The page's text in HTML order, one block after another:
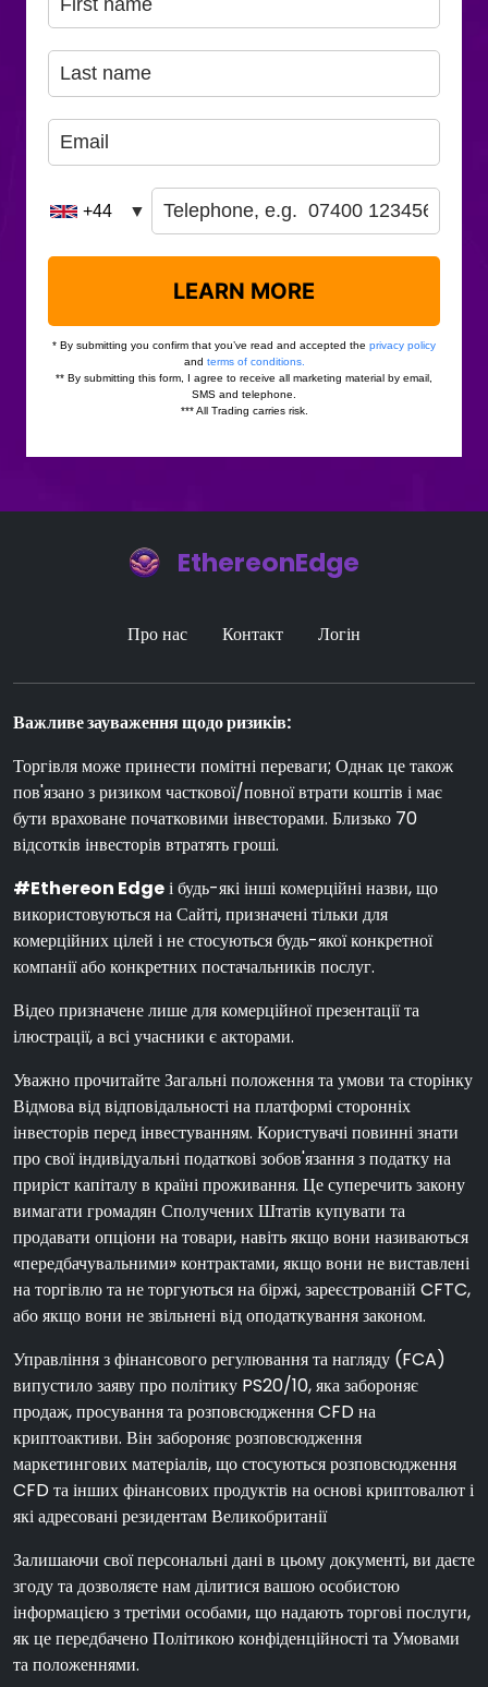
EthereonEdge
Про нас Контакт Логін
Важливе зауваження щодо ризиків:
Торгівля може принести помітні переваги; Однак це також
пов'язано з ризиком часткової/повної втрати коштів і має
бути враховане початковими інвесторами. Близько 70
відсотків інвесторів втратять гроші.
#Ethereon Edgeі будь-які інші комерційні назви, що
використовуються на Сайті, призначені тільки для
комерційних цілей і не стосуються будь-якої конкретної
компанії або конкретних постачальників послуг.
Відео призначене лише для комерційної презентації та
ілюстрації, а всі учасники є акторами.
Уважно прочитайте Загальні положення та умови та сторінку
Відмова від відповідальності на платформі сторонніх
інвесторів перед інвестуванням. Користувачі повинні знати
про свої індивідуальні податкові зобов'язання з податку на
приріст капіталу в країні проживання. Це суперечить закону
вимагати громадян Сполучених Штатів купувати та
продавати опціони на товари, навіть якщо вони називаються
«передбачувальними» контрактами, якщо вони не виставлені
на торгівлю та не торгуються на біржі, зареєстрованій CFTC,
або якщо вони не звільнені від оподаткування законом.
Управління з фінансового регулювання та нагляду (FCA)
випустило заяву про політику PS20/10, яка забороняє
продаж, просування та розповсюдження CFD на
криптоактиви. Він забороняє розповсюдження
маркетингових матеріалів, що стосуються розповсюдження
CFD та інших фінансових продуктів на основі криптовалют і
які адресовані резидентам Великобританії
Залишаючи свої персональні дані в цьому документі, ви даєте
згоду та дозволяєте нам ділитися вашою особистою
інформацією з третіми особами, що надають торгові послуги,
як це передбачено Політикою конфіденційності та Умовами
та положеннями.